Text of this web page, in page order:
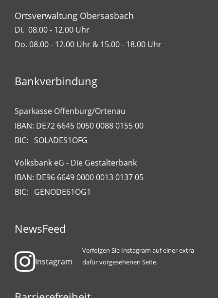
Ortsverwaltung Obersasbach
Di. 08.00 - 12.00 Uhr
Do. 08.00 - 12.00 Uhr & 15.00 - 18.00 Uhr
Bankverbindung
Sparkasse Offenburg/Ortenau
IBAN: DE72 6645 0050 0088 0155 00
BIC: SOLADES1OFG
Volksbank eG - Die Gestalterbank
IBAN: DE96 6649 0000 0013 0137 05
BIC: GENODE61OG1
NewsFeed
Instagram
Verfolgen Sie Instagram auf einer extra
dafür vorgesehenen Seite.